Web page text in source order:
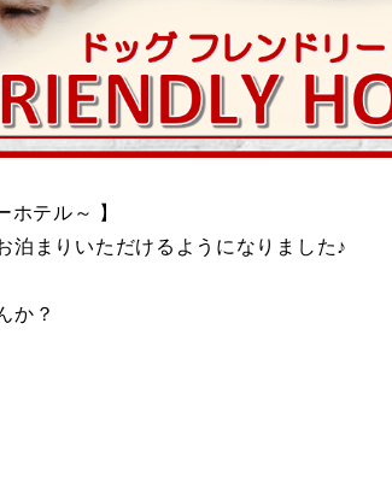
テル～ 】
泊まりいただけるようになりました♪
か？